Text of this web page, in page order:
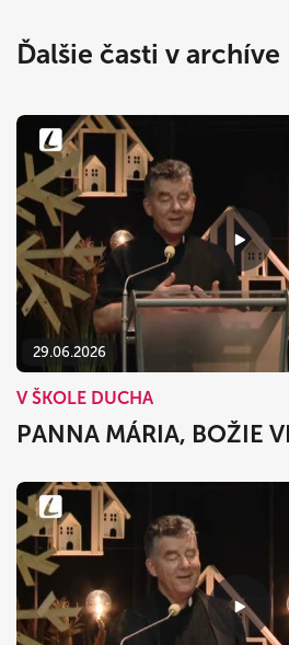
Ďalšie časti v archíve
29.06.2026
V ŠKOLE DUCHA
PANNA MÁRIA, BOŽIE